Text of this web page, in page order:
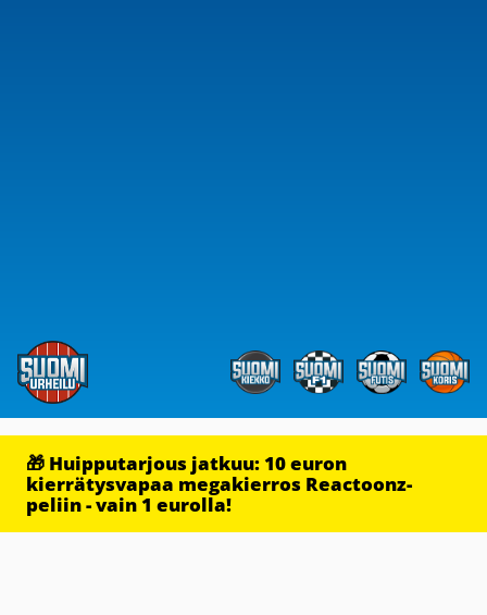
🎁 Huipputarjous jatkuu: 10 euron
kierrätysvapaa megakierros Reactoonz-
peliin - vain 1 eurolla!